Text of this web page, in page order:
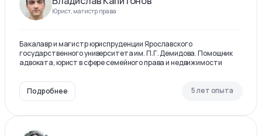
Юрист, магистр права
Бакалавр и магистр юриспруденции Ярославского
государственного университета им. П.Г. Демидова. Помощник
адвоката, юрист в сфере семейного права и недвижимости
Подробнее 5 лет опыта